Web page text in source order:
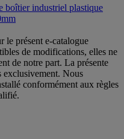
boîtier industriel plastique
le présent e-catalogue
de modifications, elles ne
de notre part. La présente
exclusivement. Nous
conformément aux règles